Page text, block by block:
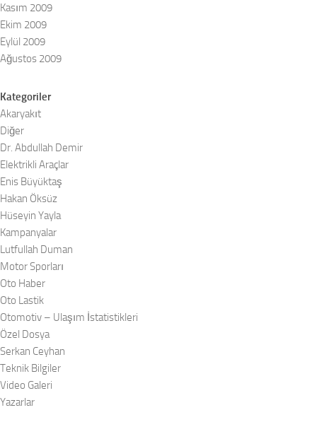
Kasım 2009
Ekim 2009
Eylül 2009
Ağustos 2009
Kategoriler
Akaryakıt
Diğer
Dr. Abdullah Demir
Elektrikli Araçlar
Enis Büyüktaş
Hakan Öksüz
Hüseyin Yayla
Kampanyalar
Lutfullah Duman
Motor Sporları
Oto Haber
Oto Lastik
Otomotiv – Ulaşım İstatistikleri
Özel Dosya
Serkan Ceyhan
Teknik Bilgiler
Video Galeri
Yazarlar